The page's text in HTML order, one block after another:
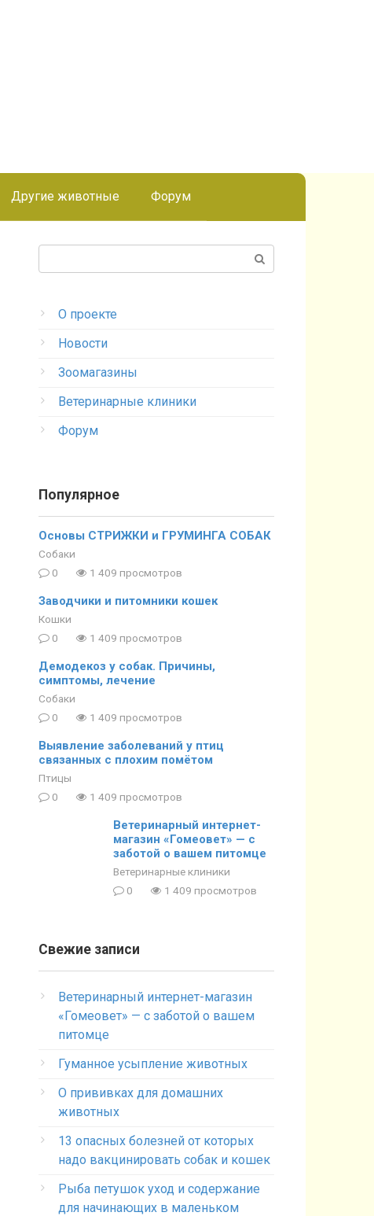
Другие животные Форум
О проекте
Новости
Зоомагазины
Ветеринарные клиники
Форум
Популярное
Основы СТРИЖКИ и ГРУМИНГА СОБАК
Собаки
0
1 409 просмотров
Заводчики и питомники кошек
Кошки
0
1 409 просмотров
Демодекоз у собак. Причины,
симптомы, лечение
Собаки
0
1 409 просмотров
Выявление заболеваний у птиц
связанных с плохим помётом
Птицы
0
1 409 просмотров
Ветеринарный интернет-
магазин «Гомеовет» — с
заботой о вашем питомце
Ветеринарные клиники
0
1 409 просмотров
Свежие записи
Ветеринарный интернет-магазин
«Гомеовет» — с заботой о вашем
питомце
Гуманное усыпление животных
О прививках для домашних
животных
13 опасных болезней от которых
надо вакцинировать собак и кошек
Рыба петушок уход и содержание
для начинающих в маленьком